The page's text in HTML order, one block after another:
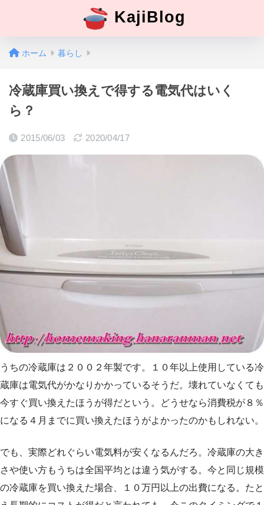
KajiBlog
ホーム 暮らし
冷蔵庫買い換えで得する電気代はいく
ら？
2015/06/03 2020/04/17
うちの冷蔵庫は２００２年製です。１０年以上使用している冷
蔵庫は電気代がかなりかかっているそうだ。壊れていなくても
今すぐ買い換えたほうが得だという。どうせなら消費税が８％
になる４月までに買い換えたほうがよかったのかもしれない。
でも、実際どれぐらい電気料が安くなるんだろ。冷蔵庫の大き
さや使い方もうちは全国平均とは違う気がする。今と同じ規模
の冷蔵庫を買い換えた場合、１０万円以上の出費になる。たと